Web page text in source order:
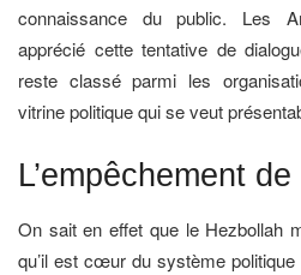
connaissance du public. Les
apprécié cette tentative de
reste classé parmi les
vitrine politique qui se veut
L’empêchement
On sait en effet que le Hezbollah
qu’il est cœur du système